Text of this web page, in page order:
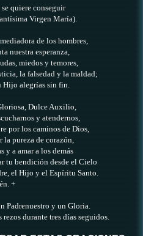
quiere conseguir
Virgen María).
de los hombres,
nuestra esperanza,
miedos y temores,
la falsedad y la maldad;
Hijo alegrías sin fin.
Dulce Auxilio,
y atendernos,
por los caminos de Dios,
la pureza de corazón,
y a amar a los demás
tu bendición desde el Cielo
el Hijo y el Espíritu Santo.
+
Padrenuestro y un Gloria.
durante tres días seguidos.